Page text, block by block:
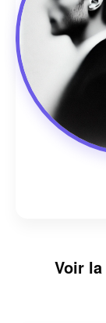
Voir